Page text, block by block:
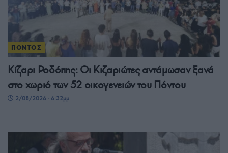
ΠΟΝΤΟΣ
Κίζαρι Ροδόπης: Οι Κιζαριώτες αντάμωσαν ξανά
στο χωριό των 52 οικογενειών του Πόντου
2/08/2026 - 6:32μμ